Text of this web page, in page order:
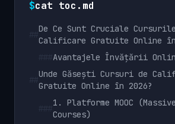
$cat toc.md
De Ce Sunt Cruciale
Calificare Gratuite Online în
Avantajele Învățării
Unde Găsești Cursuri de
Gratuite Online în 2026?
1. Platforme MOOC
Courses)